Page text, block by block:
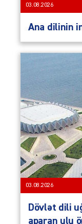
03.08.2026
Ana dilinin
03.08.2026
Dövlət dili
aparan ulu